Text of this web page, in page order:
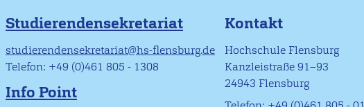
Studierendensekretariat
studierendensekretariat@hs-flensburg.de
Telefon: +49 (0)461 805 - 1308
Info Point
Kontakt
Hochschule Flensburg
Kanzleistraße 91–93
24943 Flensburg